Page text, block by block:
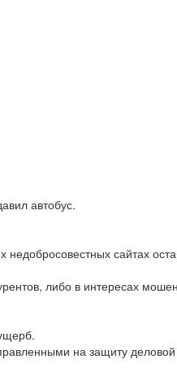
автобус.
недобросовестных сайтах
либо в интересах
на защиту деловой